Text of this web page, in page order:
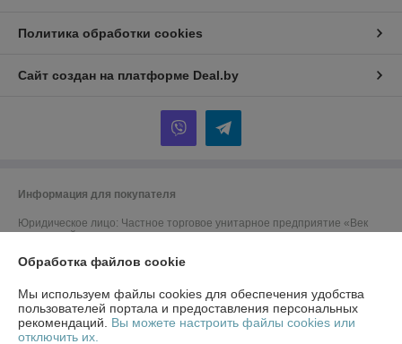
Политика обработки cookies
Сайт создан на платформе Deal.by
Информация для покупателя
Юридическое лицо: Частное торговое унитарное предприятие «Век
технологий»
Щомыслицкий с/с, д. 16/1-1, пом.№1-2
Регистрационный номер ЕГР: 191284639
УНП: 191284639
Обработка файлов cookie
Мы используем файлы cookies для обеспечения удобства
пользователей портала и предоставления персональных
рекомендаций. Вы можете настроить файлы cookies или
отключить их.